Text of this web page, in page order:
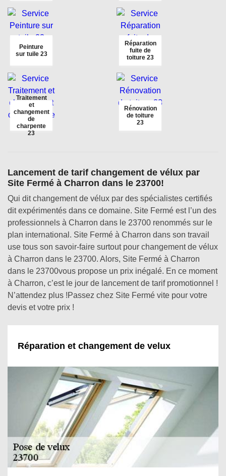
Peinture
sur tuile 23
Réparation
fuite de
toiture 23
Traitement
et
changement
de
charpente
23
Rénovation
de toiture
23
Lancement de tarif changement de vélux par
Site Fermé à Charron dans le 23700!
Qui dit changement de vélux par des spécialistes certifiés
dit expérimentés dans ce domaine. Site Fermé est l’un des
professionnels à Charron dans le 23700 renommés sur le
plan international. Site Fermé à Charron dans son travail
use tous son savoir-faire surtout pour changement de vélux
à Charron dans le 23700. Alors, Site Fermé à Charron
dans le 23700vous propose un prix inégalé. En ce moment
à Charron, c’est le jour de lancement de tarif promotionnel !
N’attendez plus !Passez chez Site Fermé vite pour votre
devis et votre prix !
Réparation et changement de velux